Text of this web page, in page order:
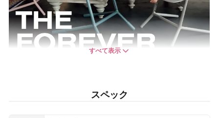
すべて表示
スペック